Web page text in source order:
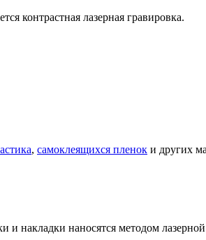
контрастная лазерная гравировка.
, самоклеящихся пленок и других
накладки наносятся методом